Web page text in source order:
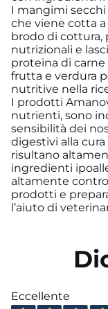
I mangimi
che viene cotta
brodo di cottura,
nutrizionali e
proteina di
frutta e verdura
nutritive nella
I prodotti
nutrienti, sono
sensibilità dei
digestivi alla
risultano
ingredienti
altamente
prodotti e
l’aiuto di
Eccellente